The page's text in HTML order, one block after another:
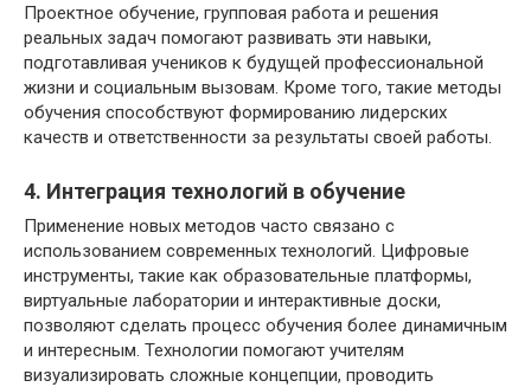
Проектное обучение, групповая работа и решения
реальных задач помогают развивать эти навыки,
подготавливая учеников к будущей профессиональной
жизни и социальным вызовам. Кроме того, такие методы
обучения способствуют формированию лидерских
качеств и ответственности за результаты своей работы.
4. Интеграция технологий в обучение
Применение новых методов часто связано с
использованием современных технологий. Цифровые
инструменты, такие как образовательные платформы,
виртуальные лаборатории и интерактивные доски,
позволяют сделать процесс обучения более динамичным
и интересным. Технологии помогают учителям
визуализировать сложные концепции, проводить